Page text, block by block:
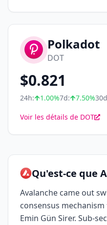
Polkadot
DOT
$0.821
24h: 1.00%7d: 7.50%
Voir les détails de DOT
Qu'est-ce que
Avalanche came out
consensus
Emin Gün Sirer. Sub-